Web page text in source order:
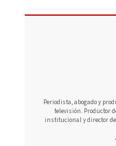
Periodista, abogado y
televisión. Productor
institucional y director